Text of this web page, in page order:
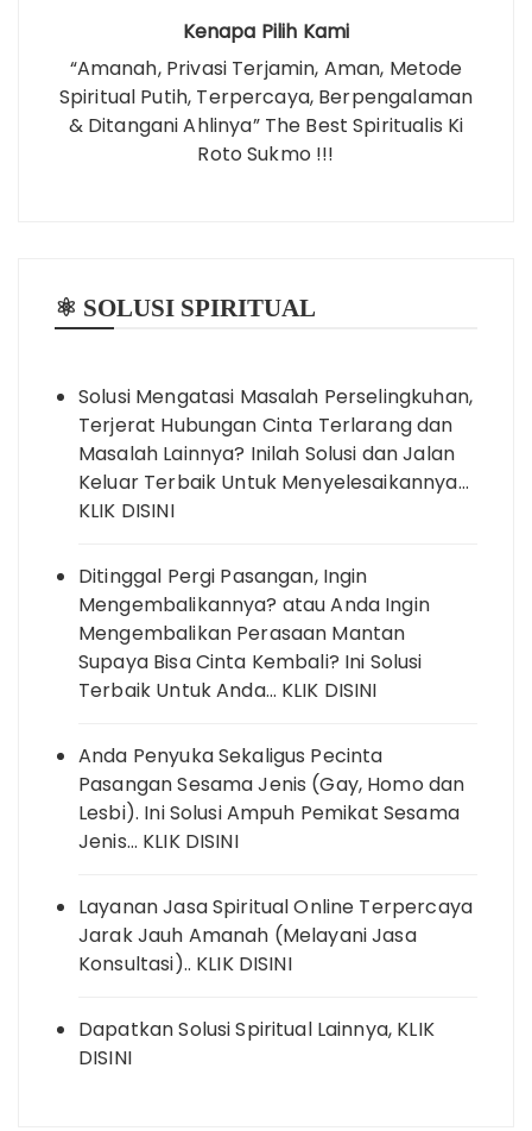
Kenapa Pilih Kami
“Amanah, Privasi Terjamin, Aman, Metode
Spiritual Putih, Terpercaya, Berpengalaman
& Ditangani Ahlinya” The Best Spiritualis Ki
Roto Sukmo !!!
⚛️ SOLUSI SPIRITUAL
Solusi Mengatasi Masalah Perselingkuhan,
Terjerat Hubungan Cinta Terlarang dan
Masalah Lainnya? Inilah Solusi dan Jalan
Keluar Terbaik Untuk Menyelesaikannya…
KLIK DISINI
Ditinggal Pergi Pasangan, Ingin
Mengembalikannya? atau Anda Ingin
Mengembalikan Perasaan Mantan
Supaya Bisa Cinta Kembali? Ini Solusi
Terbaik Untuk Anda… KLIK DISINI
Anda Penyuka Sekaligus Pecinta
Pasangan Sesama Jenis (Gay, Homo dan
Lesbi). Ini Solusi Ampuh Pemikat Sesama
Jenis… KLIK DISINI
Layanan Jasa Spiritual Online Terpercaya
Jarak Jauh Amanah (Melayani Jasa
Konsultasi).. KLIK DISINI
Dapatkan Solusi Spiritual Lainnya, KLIK
DISINI